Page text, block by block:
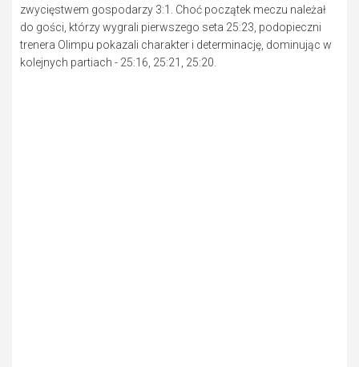
zwycięstwem gospodarzy 3:1. Choć początek meczu należał
do gości, którzy wygrali pierwszego seta 25:23, podopieczni
trenera Olimpu pokazali charakter i determinację, dominując w
kolejnych partiach - 25:16, 25:21, 25:20.